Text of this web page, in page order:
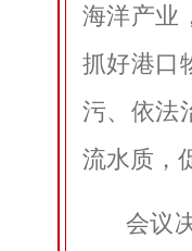
海洋产业
抓好港口
污、依法
流水质，
会议